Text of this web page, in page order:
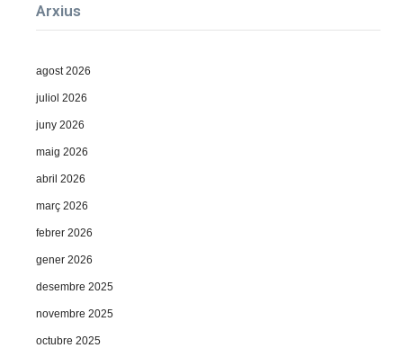
Arxius
agost 2026
juliol 2026
juny 2026
maig 2026
abril 2026
març 2026
febrer 2026
gener 2026
desembre 2025
novembre 2025
octubre 2025